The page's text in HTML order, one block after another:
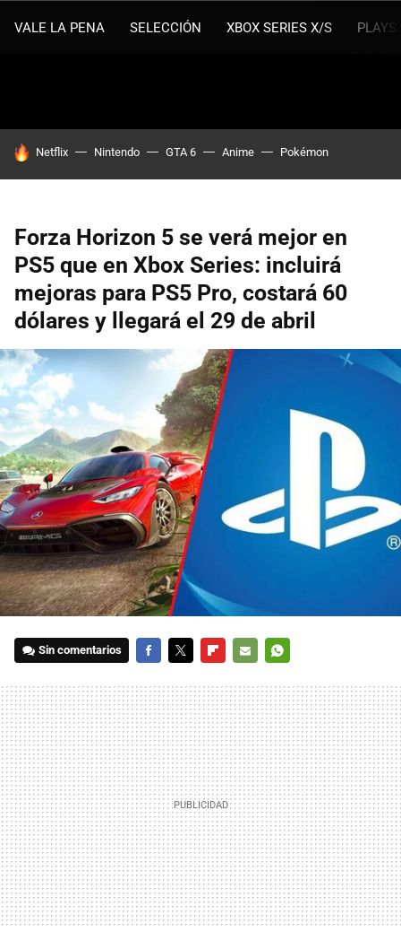
VALE LA PENA SELECCIÓN XBOX SERIES X/S
HOY SE HABLA DE
Netflix Nintendo GTA 6 Anime Pokémon
Forza Horizon 5 se verá mejor en
PS5 que en Xbox Series: incluirá
mejoras para PS5 Pro, costará 60
dólares y llegará el 29 de abril
Sin comentarios
MAIL